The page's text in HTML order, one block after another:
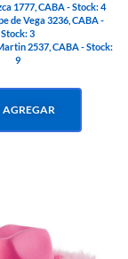
1777, CABA - Stock: 4
de Vega 3236, CABA -
Stock: 3
2537, CABA - Stock:
9
AGREGAR